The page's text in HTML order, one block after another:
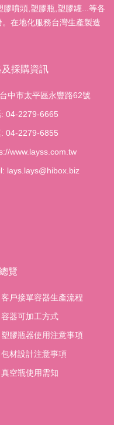
噴頭,塑膠瓶,塑膠罐...等各
在地化服務台灣生產製造
覽
客戶接單容器生產流程
容器可加工方式
塑膠瓶器使用注意事項
包材設計注意事項
真空瓶使用需知
採購資訊
中市太平區永豐路62號
: 04-2279-6665
04-2279-6855
www.layss.com.tw
lays.lays@hibox.biz